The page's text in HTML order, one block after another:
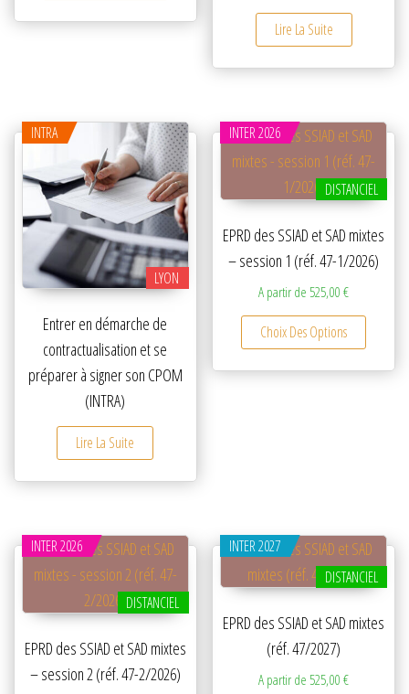
Lire La Suite
LYON
INTRA
Entrer en démarche de
contractualisation et se
préparer à signer son CPOM
(INTRA)
Lire La Suite
INTER 2026
DISTANCIEL
EPRD des SSIAD et SAD mixtes
– session 1 (réf. 47-1/2026)
A partir de 525,00€
Choix Des Options Ce
INTER 2026
DISTANCIEL
EPRD des SSIAD et SAD mixtes
– session 2 (réf. 47-2/2026)
INTER 2027
DISTANCIEL
EPRD des SSIAD et SAD mixtes
(réf. 47/2027)
A partir de 525,00€